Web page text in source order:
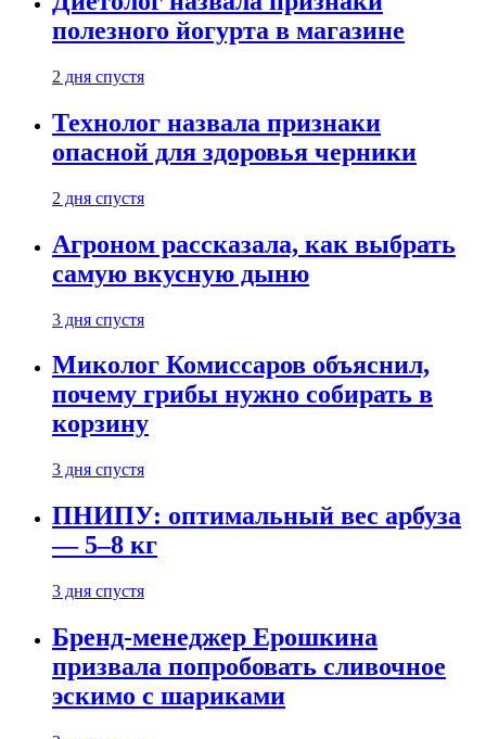
полезного йогурта в магазине
2 дня спустя
Технолог назвала признаки
опасной для здоровья черники
2 дня спустя
Агроном рассказала, как выбрать
самую вкусную дыню
3 дня спустя
Миколог Комиссаров объяснил,
почему грибы нужно собирать в
корзину
3 дня спустя
ПНИПУ: оптимальный вес арбуза
— 5–8 кг
3 дня спустя
Бренд-менеджер Ерошкина
призвала попробовать сливочное
эскимо с шариками